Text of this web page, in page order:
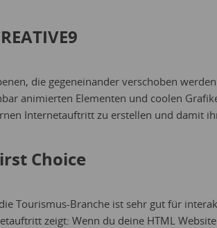
die gegeneinander verschoben
animierten Elementen und coolen
Internetauftritt zu erstellen und damit
Choice
Tourismus-Branche ist sehr gut für
zeigt: Wenn du deine HTML